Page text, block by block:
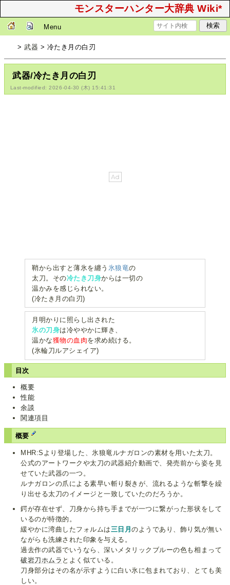
モンスターハンター大辞典 Wiki*
Menu
>武器 > 冷たき月の白刃
武器/冷たき月の白刃
Last-modified: 2026-04-30 (木) 15:41:31
鞘から出すと薄氷を纏う 氷狼竜の
太刀。その冷たき刀身からは一切の
温かみを感じられない。
(冷たき月の白刃)
月明かりに照らし出された
氷の刀身は冷ややかに輝き、
温かな獲物の血肉を求め続ける。
(氷輪刀ルアシェイア)
目次
概要
性能
余談
関連項目
概要
MHR:Sより登場した、氷狼竜ルナガロンの素材を用いた太刀。
公式のアートワークや太刀の武器紹介動画で、発売前から姿を見
せていた武器の一つ。
ルナガロンの爪による素早い斬り裂きが、流れるような斬撃を繰
り出せる太刀のイメージと一致していたのだろうか。
鍔が存在せず、刀身から持ち手までが一つに繋がった形状をして
いるのが特徴的。
緩やかに湾曲したフォルムは 三日月のようであり、飾り気が無い
ながらも洗練された印象を与える。
過去作の武器でいうなら、深いメタリックブルーの色も相まって
破岩刀ホムラ とよく似ている。
刀身部分はその名が示すように白い氷に包まれており、とても美
しい。